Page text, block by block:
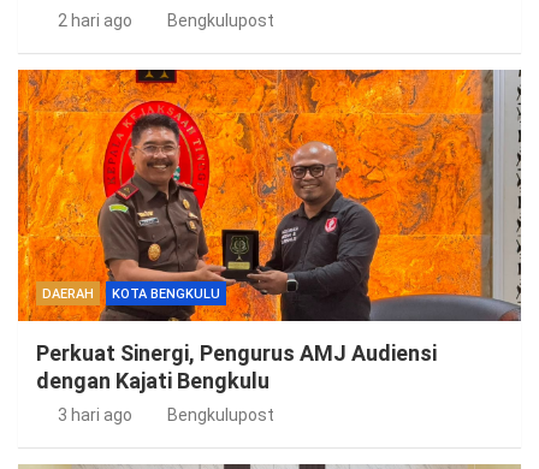
2 hari ago Bengkulupost
DAERAH KOTA BENGKULU
Perkuat Sinergi, Pengurus AMJ Audiensi
dengan Kajati Bengkulu
3 hari ago Bengkulupost